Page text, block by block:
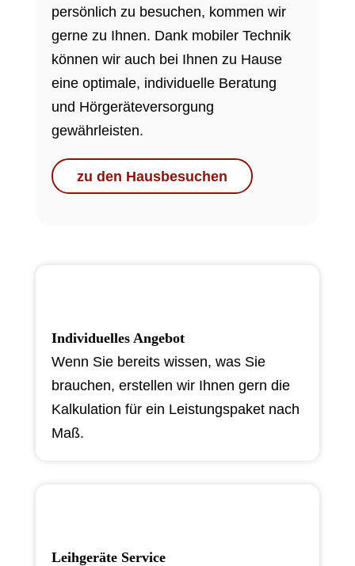
persönlich zu besuchen, kommen wir
gerne zu Ihnen. Dank mobiler Technik
können wir auch bei Ihnen zu Hause
eine optimale, individuelle Beratung
und Hörgeräteversorgung
gewährleisten.
zu den Hausbesuchen
Individuelles Angebot
Wenn Sie bereits wissen, was Sie
brauchen, erstellen wir Ihnen gern die
Kalkulation für ein Leistungspaket nach
Maß.
Leihgeräte Service